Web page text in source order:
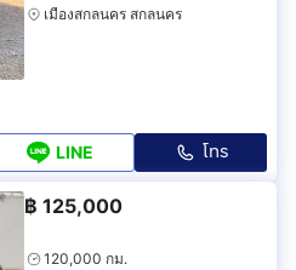
เมืองสกลนคร สกลนคร
LINE โทร
฿ 125,000
120,000 กม.